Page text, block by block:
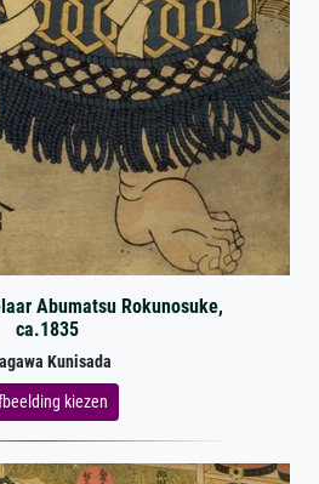
Abumatsu Rokunosuke,
ca.1835
Kunisada
kiezen